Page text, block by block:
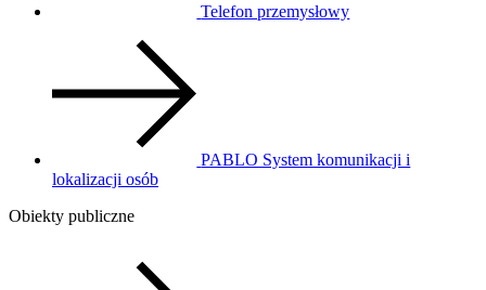
Telefon przemysłowy
PABLO System komunikacji i
lokalizacji osób
Obiekty publiczne